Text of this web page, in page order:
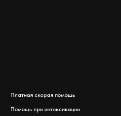
Платная скорая помощь
Помощь при интоксикации